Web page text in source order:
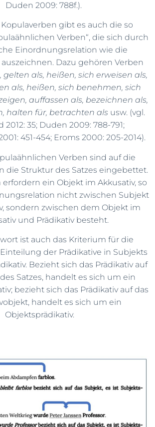
Duden 2009: 788f.).
gibt es auch die so
Verben“, die sich durch
Einordnungsrelation wie die
Dazu gehören Verben
gelten als, heißen, sich erweisen als,
als, heißen, sich benehmen, sich
auffassen als, bezeichnen als,
halten für, betrachten als usw. (vgl.
2012: 35; Duden 2009: 788-791;
451-454; Eroms 2000: 205-2014).
Verben sind auf die
die Struktur des Satzes eingebettet.
ein Objekt im Akkusativ, so
nicht zwischen Subjekt
sondern zwischen dem Objekt im
und Prädikativ besteht.
ist auch das Kriterium für die
der Prädikative in Subjekts
Bezieht sich das Prädikativ auf
Satzes, handelt es sich um ein
bezieht sich das Prädikativ auf das
handelt es sich um ein
Objektsprädikativ.